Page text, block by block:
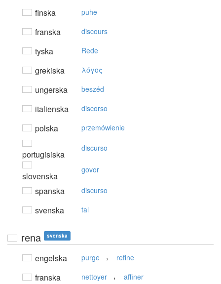
finska puhe
franska discours
tyska Rede
grekiska λόγoς
ungerska beszéd
italienska discorso
polska przemówienie
portugisiska
discurso
slovenska
govor
spanska discurso
svenska tal
rena svenska
engelska purge , refine
franska nettoyer , affiner